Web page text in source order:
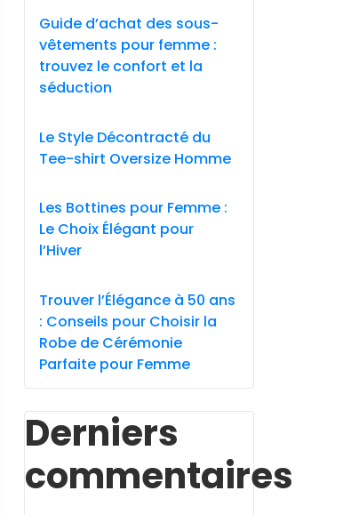
Guide d’achat des sous-
vêtements pour femme :
trouvez le confort et la
séduction
Le Style Décontracté du
Tee-shirt Oversize Homme
Les Bottines pour Femme :
Le Choix Élégant pour
l’Hiver
Trouver l’Élégance à 50 ans
: Conseils pour Choisir la
Robe de Cérémonie
Parfaite pour Femme
Derniers
commentaires